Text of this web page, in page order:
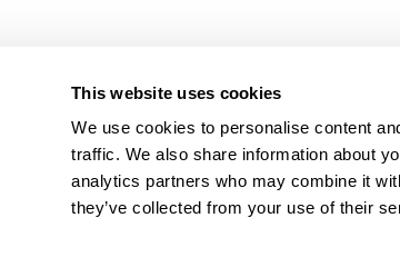
This website uses cookies
We use cookies to personalise content
traffic. We also share information about
analytics partners who may combine it
they’ve collected from your use of their